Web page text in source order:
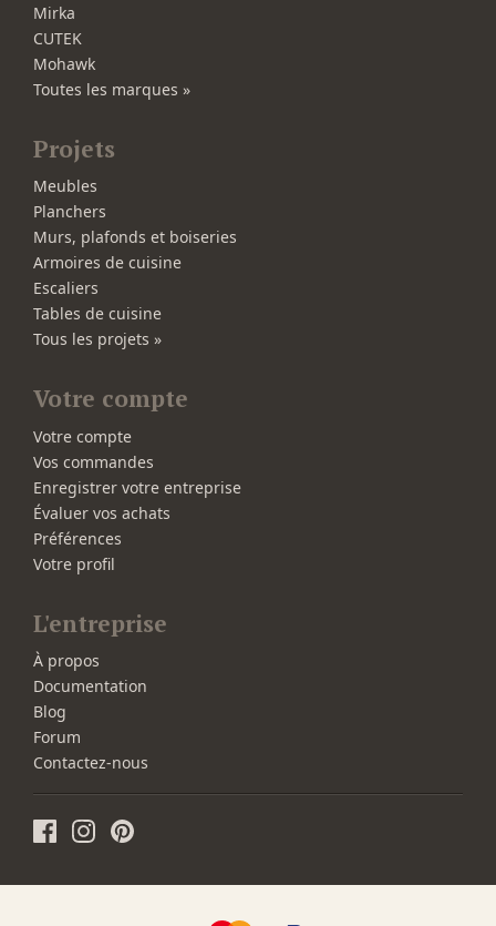
Mirka
CUTEK
Mohawk
Toutes les marques »
Projets
Meubles
Planchers
Murs, plafonds et boiseries
Armoires de cuisine
Escaliers
Tables de cuisine
Tous les projets »
Votre compte
Votre compte
Vos commandes
Enregistrer votre entreprise
Évaluer vos achats
Préférences
Votre profil
L'entreprise
À propos
Documentation
Blog
Forum
Contactez-nous